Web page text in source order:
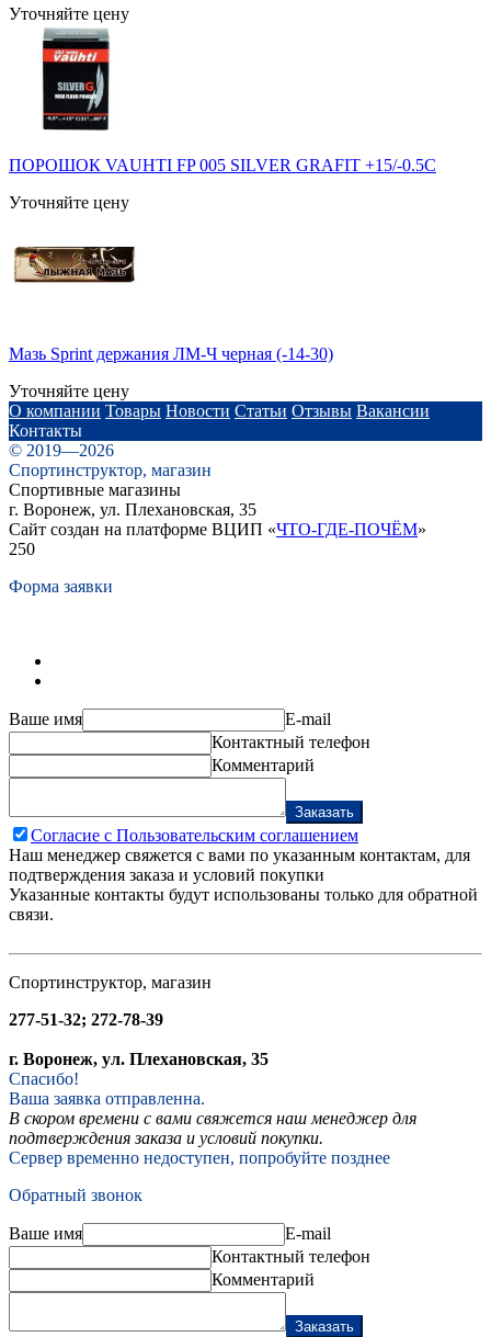
Уточняйте цену
ПОРОШОК VAUHTI FP 005 SILVER GRAFIT +15/-0.5С
Уточняйте цену
Мазь Sprint держания ЛМ-Ч черная (-14-30)
Уточняйте цену
О компании Товары Новости Статьи Отзывы Вакансии
Контакты
© 2019—2026
Спортинструктор, магазин
Спортивные магазины
г. Воронеж, ул. Плехановская, 35
Сайт создан на платформе ВЦИП «ЧТО-ГДЕ-ПОЧЁМ»
250
Форма заявки
Ваше имя
E-mail
Контактный телефон
Комментарий
Заказать
Согласие с Пользовательским соглашением
Наш менеджер свяжется с вами по указанным контактам, для
подтверждения заказа и условий покупки
Указанные контакты будут использованы только для обратной
связи.
Спортинструктор, магазин
277-51-32; 272-78-39
г. Воронеж, ул. Плехановская, 35
Спасибо!
Ваша заявка отправленна.
В скором времени с вами свяжется наш менеджер для
подтверждения заказа и условий покупки.
Сервер временно недоступен, попробуйте позднее
Обратный звонок
Ваше имя
E-mail
Контактный телефон
Комментарий
Заказать